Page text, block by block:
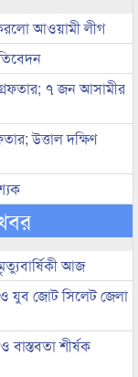
আওয়ামী লীগ
৭ জন আসামীর
উত্তাল দক্ষিণ
আজ
ও যুব জোট সিলেট জেলা
বাস্তবতা শীর্ষক